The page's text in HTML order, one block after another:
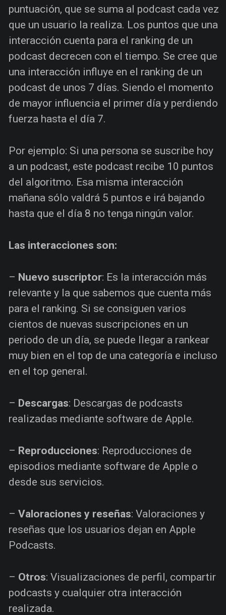
puntuación, que se suma al podcast cada vez
que un usuario la realiza. Los puntos que una
interacción cuenta para el ranking de un
podcast decrecen con el tiempo. Se cree que
una interacción influye en el ranking de un
podcast de unos 7 días. Siendo el momento
de mayor influencia el primer día y perdiendo
fuerza hasta el día 7.
Por ejemplo: Si una persona se suscribe hoy
a un podcast, este podcast recibe 10 puntos
del algoritmo. Esa misma interacción
mañana sólo valdrá 5 puntos e irá bajando
hasta que el día 8 no tenga ningún valor.
Las interacciones son:
– Nuevo suscriptor: Es la interacción más
relevante y la que sabemos que cuenta más
para el ranking. Si se consiguen varios
cientos de nuevas suscripciones en un
periodo de un día, se puede llegar a rankear
muy bien en el top de una categoría e incluso
en el top general.
– Descargas: Descargas de podcasts
realizadas mediante software de Apple.
– Reproducciones: Reproducciones de
episodios mediante software de Apple o
desde sus servicios.
– Valoraciones y reseñas: Valoraciones y
reseñas que los usuarios dejan en Apple
Podcasts.
– Otros: Visualizaciones de perfil, compartir
podcasts y cualquier otra interacción
realizada.